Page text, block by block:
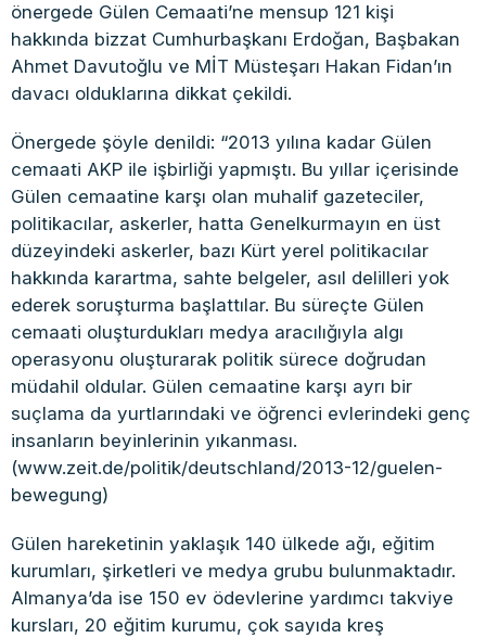
önergede Gülen Cemaati’ne mensup 121 kişi
hakkında bizzat Cumhurbaşkanı Erdoğan, Başbakan
Ahmet Davutoğlu ve MİT Müsteşarı Hakan Fidan’ın
davacı olduklarına dikkat çekildi.
Önergede şöyle denildi: “2013 yılına kadar Gülen
cemaati AKP ile işbirliği yapmıştı. Bu yıllar içerisinde
Gülen cemaatine karşı olan muhalif gazeteciler,
politikacılar, askerler, hatta Genelkurmayın en üst
düzeyindeki askerler, bazı Kürt yerel politikacılar
hakkında karartma, sahte belgeler, asıl delilleri yok
ederek soruşturma başlattılar. Bu süreçte Gülen
cemaati oluşturdukları medya aracılığıyla algı
operasyonu oluşturarak politik sürece doğrudan
müdahil oldular. Gülen cemaatine karşı ayrı bir
suçlama da yurtlarındaki ve öğrenci evlerindeki genç
insanların beyinlerinin yıkanması.
(www.zeit.de/politik/deutschland/2013-12/guelen-
bewegung)
Gülen hareketinin yaklaşık 140 ülkede ağı, eğitim
kurumları, şirketleri ve medya grubu bulunmaktadır.
Almanya’da ise 150 ev ödevlerine yardımcı takviye
kursları, 20 eğitim kurumu, çok sayıda kreş